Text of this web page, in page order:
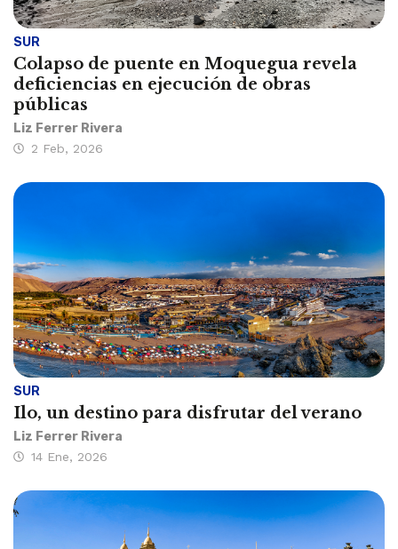
SUR
Colapso de puente en Moquegua revela
deficiencias en ejecución de obras
públicas
Liz Ferrer Rivera
2 Feb, 2026
SUR
Ilo, un destino para disfrutar del verano
Liz Ferrer Rivera
14 Ene, 2026